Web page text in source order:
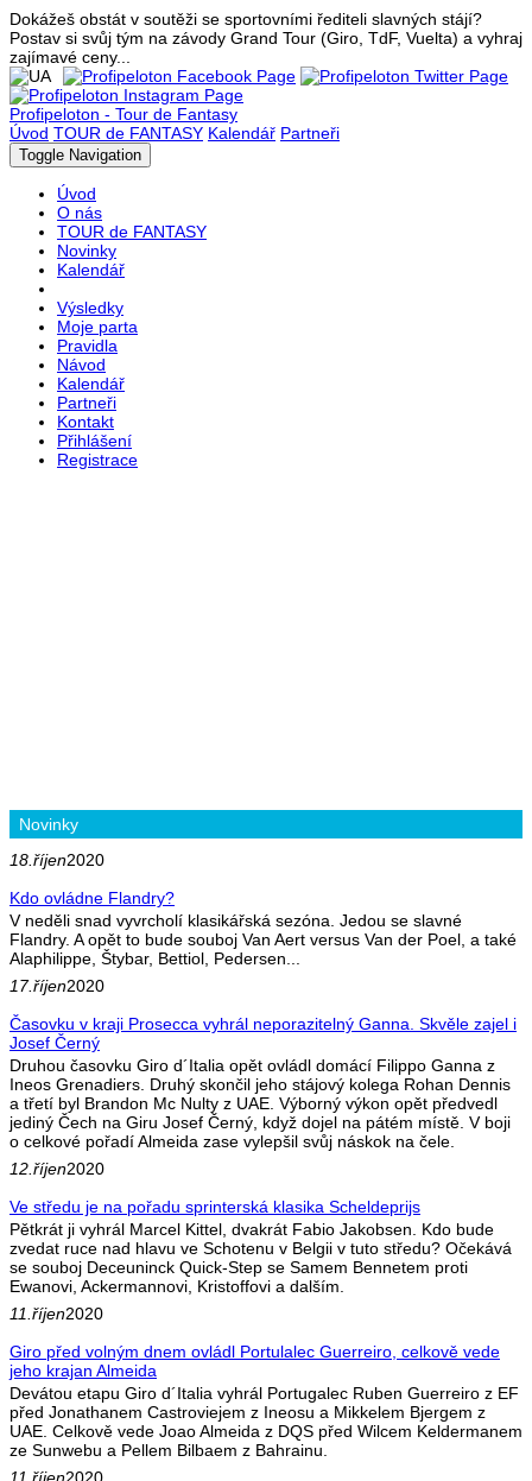
Dokážeš obstát v soutěži se sportovními řediteli slavných stájí?
Postav si svůj tým na závody Grand Tour (Giro, TdF, Vuelta) a vyhraj
zajímavé ceny...
Profipeloton - Tour de Fantasy
Úvod TOUR de FANTASY Kalendář Partneři
Toggle Navigation
Úvod
O nás
TOUR de FANTASY
Novinky
Kalendář
Výsledky
Moje parta
Pravidla
Návod
Kalendář
Partneři
Kontakt
Přihlášení
Registrace
Novinky
18.říjen2020
Kdo ovládne Flandry?
V neděli snad vyvrcholí klasikářská sezóna. Jedou se slavné
Flandry. A opět to bude souboj Van Aert versus Van der Poel, a také
Alaphilippe, Štybar, Bettiol, Pedersen...
17.říjen2020
Časovku v kraji Prosecca vyhrál neporazitelný Ganna. Skvěle zajel i
Josef Černý
Druhou časovku Giro d´Italia opět ovládl domácí Filippo Ganna z
Ineos Grenadiers. Druhý skončil jeho stájový kolega Rohan Dennis
a třetí byl Brandon Mc Nulty z UAE. Výborný výkon opět předvedl
jediný Čech na Giru Josef Černý, když dojel na pátém místě. V boji
o celkové pořadí Almeida zase vylepšil svůj náskok na čele.
12.říjen2020
Ve středu je na pořadu sprinterská klasika Scheldeprijs
Pětkrát ji vyhrál Marcel Kittel, dvakrát Fabio Jakobsen. Kdo bude
zvedat ruce nad hlavu ve Schotenu v Belgii v tuto středu? Očekává
se souboj Deceuninck Quick-Step se Samem Bennetem proti
Ewanovi, Ackermannovi, Kristoffovi a dalším.
11.říjen2020
Giro před volným dnem ovládl Portulalec Guerreiro, celkově vede
jeho krajan Almeida
Devátou etapu Giro d´Italia vyhrál Portugalec Ruben Guerreiro z EF
před Jonathanem Castroviejem z Ineosu a Mikkelem Bjergem z
UAE. Celkově vede Joao Almeida z DQS před Wilcem Keldermanem
ze Sunwebu a Pellem Bilbaem z Bahrainu.